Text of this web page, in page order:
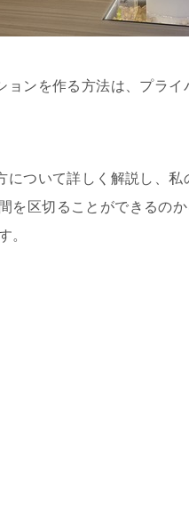
ンを作る方法は、プライ
ついて詳しく解説し、
を区切ることができるの
。